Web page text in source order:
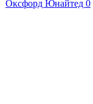
Оксфорд Юнайтед 0